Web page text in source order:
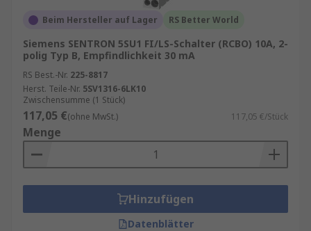
Beim Hersteller auf Lager RS Better World
Siemens SENTRON 5SU1 FI/LS-Schalter (RCBO) 10A, 2-
polig Typ B, Empfindlichkeit 30 mA
RS Best.-Nr. 225-8817
Herst. Teile-Nr. 5SV1316-6LK10
Zwischensumme (1 Stück)
117,05 €(ohne MwSt.) 117,05 €/Stück
Menge
Hinzufügen
Datenblätter